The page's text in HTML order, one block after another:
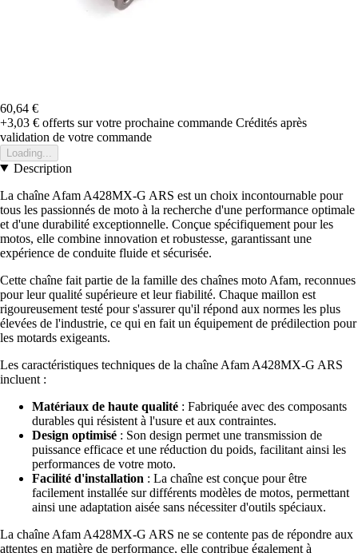
60,64 €
+3,03 € offerts sur votre prochaine commande Crédités après
validation de votre commande
Loading...
Description
La chaîne Afam A428MX-G ARS est un choix incontournable pour
tous les passionnés de moto à la recherche d'une performance optimale
et d'une durabilité exceptionnelle. Conçue spécifiquement pour les
motos, elle combine innovation et robustesse, garantissant une
expérience de conduite fluide et sécurisée.
Cette chaîne fait partie de la famille des chaînes moto Afam, reconnues
pour leur qualité supérieure et leur fiabilité. Chaque maillon est
rigoureusement testé pour s'assurer qu'il répond aux normes les plus
élevées de l'industrie, ce qui en fait un équipement de prédilection pour
les motards exigeants.
Les caractéristiques techniques de la chaîne Afam A428MX-G ARS
incluent :
Matériaux de haute qualité : Fabriquée avec des composants
durables qui résistent à l'usure et aux contraintes.
Design optimisé : Son design permet une transmission de
puissance efficace et une réduction du poids, facilitant ainsi les
performances de votre moto.
Facilité d'installation : La chaîne est conçue pour être
facilement installée sur différents modèles de motos, permettant
ainsi une adaptation aisée sans nécessiter d'outils spéciaux.
La chaîne Afam A428MX-G ARS ne se contente pas de répondre aux
attentes en matière de performance, elle contribue également à